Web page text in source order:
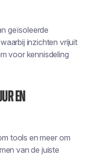
geïsoleerde
inzichten vrijuit
voor kennisdeling
en
tools en meer om
van de juiste